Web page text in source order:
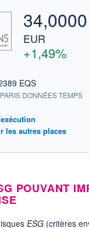
34,0000
EUR
+1,49%
EQS
DONNÉES TEMPS
les autres places
POUVANT
ESG (critères